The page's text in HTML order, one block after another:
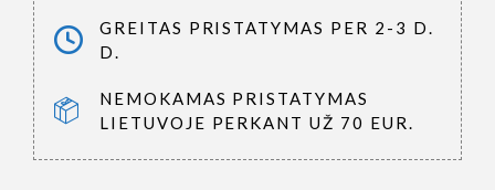
GREITAS PRISTATYMAS PER 2-3 D.
D.
NEMOKAMAS PRISTATYMAS
LIETUVOJE PERKANT UŽ 70 EUR.